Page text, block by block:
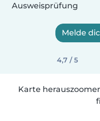
Ausweisprüfung
Melde
4,7 / 5
Karte